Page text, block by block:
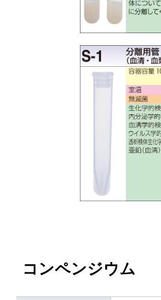
コンペンジウム